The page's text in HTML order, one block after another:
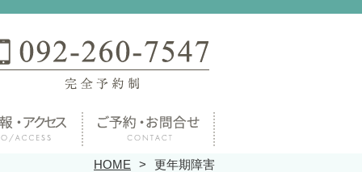
HOME 更年期障害